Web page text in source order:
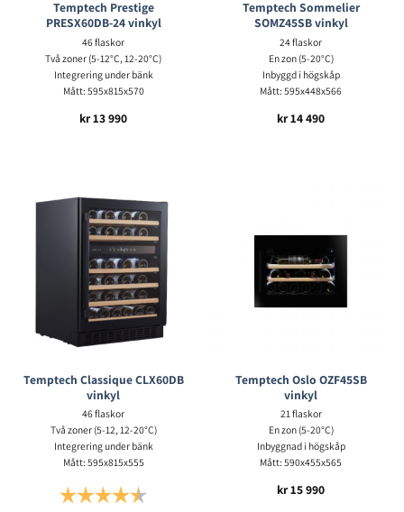
Temptech Prestige
PRESX60DB-24 vinkyl
46 flaskor
Två zoner (5-12°C, 12-20°C)
Integrering under bänk
Mått: 595x815x570
kr13 990
Temptech Sommelier
SOMZ45SB vinkyl
24 flaskor
En zon (5-20°C)
Inbyggd i högskåp
Mått: 595x448x566
kr14 490
Temptech Classique CLX60DB
vinkyl
46 flaskor
Två zoner (5-12, 12-20°C)
Integrering under bänk
Mått: 595x815x555
Betyg:
Temptech Oslo OZF45SB
vinkyl
21 flaskor
En zon (5-20°C)
Inbyggnad i högskåp
Mått: 590x455x565
kr15 990